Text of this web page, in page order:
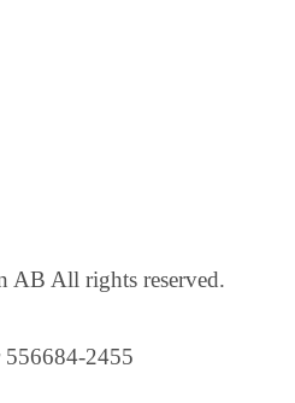
AB All rights reserved.
556684-2455